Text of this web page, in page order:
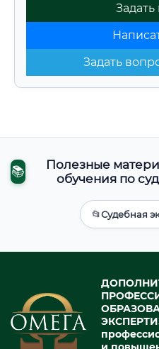
Задать
📚
Полезные
обучения по
📂Судебная